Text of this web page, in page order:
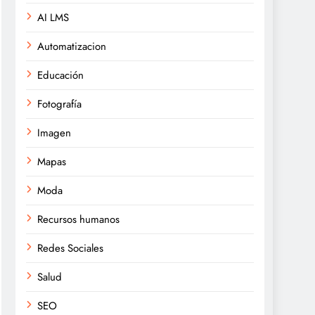
AI LMS
Automatizacion
Educación
Fotografía
Imagen
Mapas
Moda
Recursos humanos
Redes Sociales
Salud
SEO